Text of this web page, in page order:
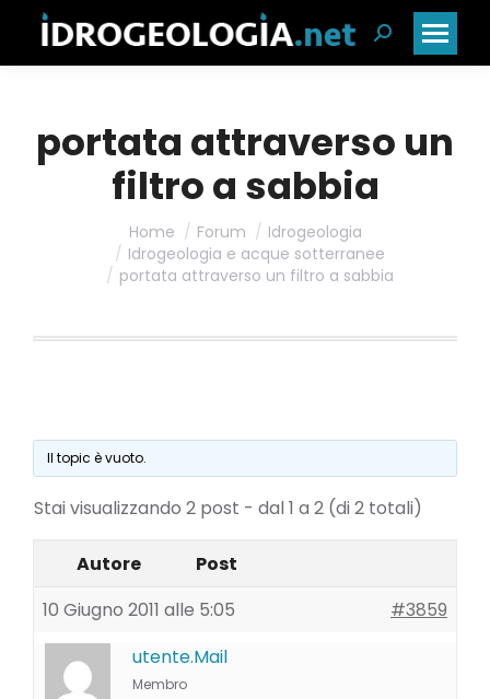
Cerca:
portata attraverso un
filtro a sabbia
Home Forum
Idrogeologia
Idrogeologia e acque sotterranee
portata attraverso un filtro a sabbia
Il topic è vuoto.
Stai visualizzando 2 post - dal 1 a 2 (di 2 totali)
Autore
Post
10 Giugno 2011 alle 5:05
#3859
utente.Mail
Membro